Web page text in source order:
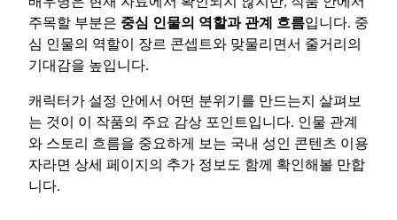
주목할 부분은 중심 인물의 역할과 관계 흐름입니다. 중
심 인물의 역할이 장르 콘셉트와 맞물리면서 줄거리의
기대감을 높입니다.
캐릭터가 설정 안에서 어떤 분위기를 만드는지 살펴보
는 것이 이 작품의 주요 감상 포인트입니다. 인물 관계
와 스토리 흐름을 중요하게 보는 국내 성인 콘텐츠 이용
자라면 상세 페이지의 추가 정보도 함께 확인해볼 만합
니다.